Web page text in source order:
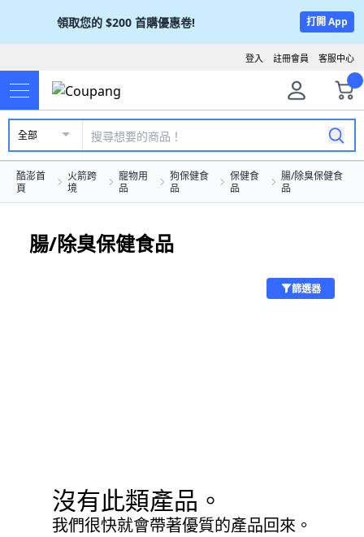
領取您的 $200 首購優惠卷! 打開 App
客服中心
註冊會員
登入
全部
酷澎首
頁
火箭跨
境
寵物用
品
狗保健食
品
保健食
品
腸/除臭保健食
品
腸/除臭保健食品
篩選器
沒有此類產品。
我們很快就會帶著優質的產品回來。